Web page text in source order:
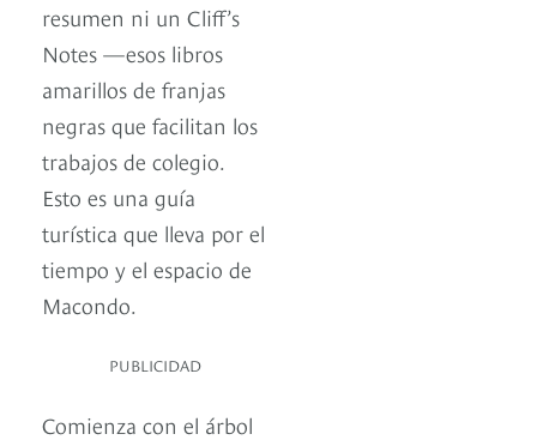
resumen ni un Cliff’s
Notes —esos libros
amarillos de franjas
negras que facilitan los
trabajos de colegio.
Esto es una guía
turística que lleva por el
tiempo y el espacio de
Macondo.
PUBLICIDAD
Comienza con el árbol